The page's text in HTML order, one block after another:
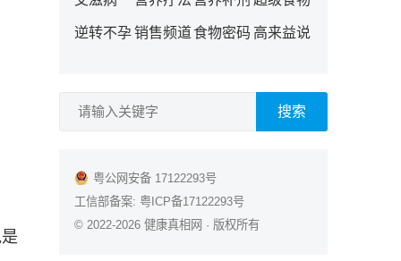
逆转不孕销售频道食物密码 高来益说
搜索
粤公网安备 17122293号
工信部备案: 粤ICP备17122293号
© 2022-2026 健康真相网 · 版权所有